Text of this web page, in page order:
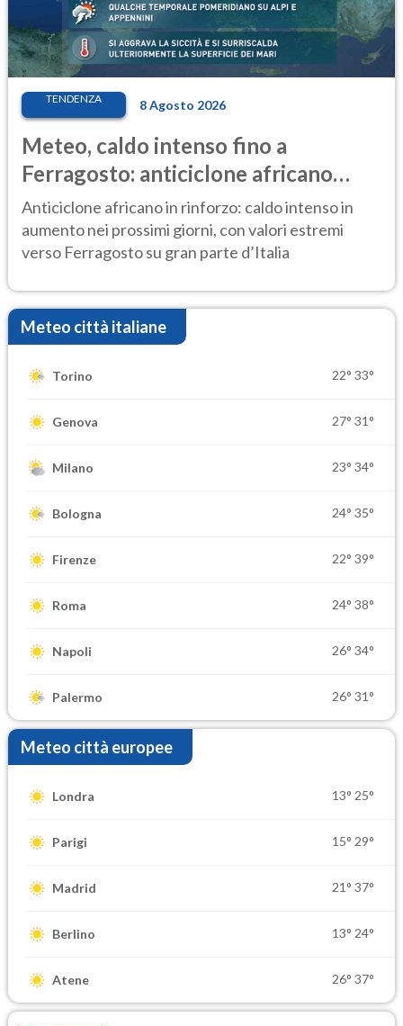
TENDENZA 8 Agosto 2026
Meteo, caldo intenso fino a
Ferragosto: anticiclone africano
ancora protagonista
Anticiclone africano in rinforzo: caldo intenso in
aumento nei prossimi giorni, con valori estremi
verso Ferragosto su gran parte d’Italia
Meteo città italiane
Torino 22° 33°
Genova 27° 31°
Milano 23° 34°
Bologna 24° 35°
Firenze 22° 39°
Roma 24° 38°
Napoli 26° 34°
Palermo 26° 31°
Meteo città europee
Londra 13° 25°
Parigi 15° 29°
Madrid 21° 37°
Berlino 13° 24°
Atene 26° 37°